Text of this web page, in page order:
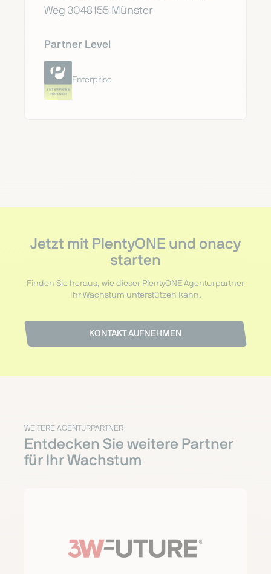
Weg 3048155 Münster
Partner Level
Enterprise
Jetzt mit PlentyONE und onacy
starten
Finden Sie heraus, wie dieser PlentyONE Agenturpartner
Ihr Wachstum unterstützen kann.
KONTAKT AUFNEHMEN
WEITERE AGENTURPARTNER
Entdecken Sie weitere Partner
für Ihr Wachstum